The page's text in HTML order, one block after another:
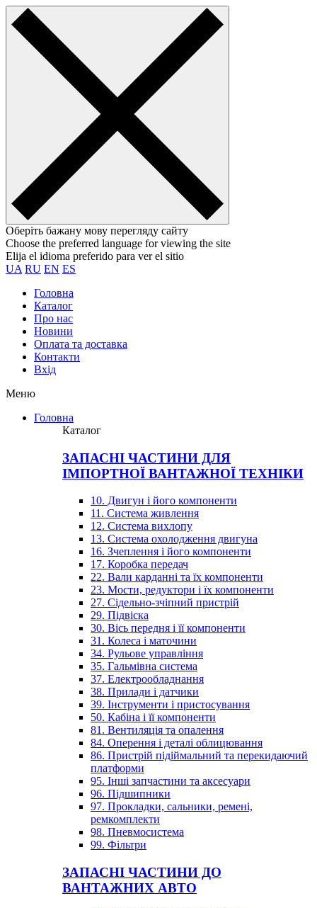
Оберіть бажану мову перегляду сайту
Choose the preferred language for viewing the site
Elija el idioma preferido para ver el sitio
UA RU EN ES
Головна
Каталог
Про нас
Новини
Оплата та доставка
Контакти
Вхiд
Меню
Головна
Каталог
ЗАПАСНІ ЧАСТИНИ ДЛЯ
ІМПОРТНОЇ ВАНТАЖНОЇ ТЕХНІКИ
10. Двигун і його компоненти
11. Система живлення
12. Система вихлопу
13. Система охолодження двигуна
16. Зчеплення і його компоненти
17. Коробка передач
22. Вали карданні та їх компоненти
23. Мости, редуктори і їх компоненти
27. Сідельно-зчіпний пристрій
29. Підвіска
30. Вісь передня і її компоненти
31. Колеса і маточини
34. Рульове управління
35. Гальмівна система
37. Електрообладнання
38. Прилади і датчики
39. Інструменти і пристосування
50. Кабіна і її компоненти
81. Вентиляція та опалення
84. Оперення і деталі облицювання
86. Пристрій підіймальний та перекидаючий
платформи
95. Інші запчастини та аксесуари
96. Підшипники
97. Прокладки, сальники, ремені,
ремкомплекти
98. Пневмосистема
99. Фільтри
ЗАПАСНІ ЧАСТИНИ ДО
ВАНТАЖНИХ АВТО